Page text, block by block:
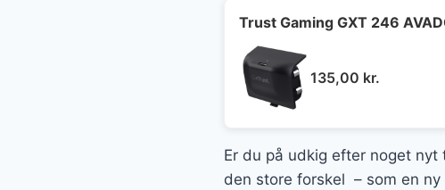
Trust Gaming GXT 246
135,00 kr.
Er du på udkig efter noget
den store forskel – som en